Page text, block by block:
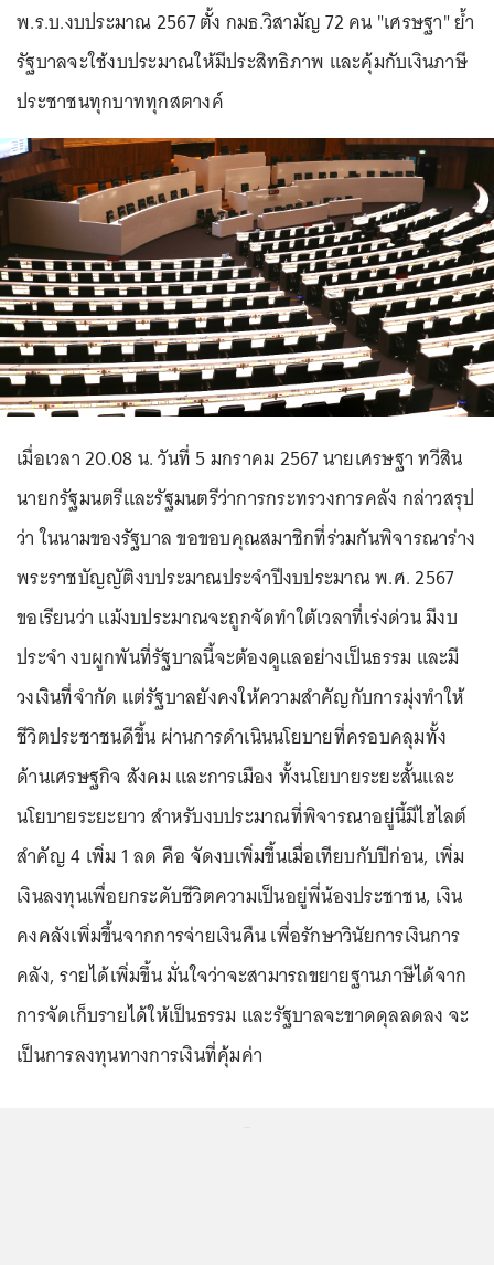
พ.ร.บ.งบประมาณ 2567 ตั้ง กมธ.วิสามัญ 72 คน "เศรษฐา" ย้ำ
รัฐบาลจะใช้งบประมาณให้มีประสิทธิภาพ และคุ้มกับเงินภาษี
ประชาชนทุกบาททุกสตางค์
เมื่อเวลา 20.08 น. วันที่ 5 มกราคม 2567 นายเศรษฐา ทวีสิน
นายกรัฐมนตรีและรัฐมนตรีว่าการกระทรวงการคลัง กล่าวสรุป
ว่า ในนามของรัฐบาล ขอขอบคุณสมาชิกที่ร่วมกันพิจารณาร่าง
พระราชบัญญัติงบประมาณประจำปีงบประมาณ พ.ศ. 2567
ขอเรียนว่า แม้งบประมาณจะถูกจัดทำใต้เวลาที่เร่งด่วน มีงบ
ประจำ งบผูกพันที่รัฐบาลนี้จะต้องดูแลอย่างเป็นธรรม และมี
วงเงินที่จำกัด แต่รัฐบาลยังคงให้ความสำคัญกับการมุ่งทำให้
ชีวิตประชาชนดีขึ้น ผ่านการดำเนินนโยบายที่ครอบคลุมทั้ง
ด้านเศรษฐกิจ สังคม และการเมือง ทั้งนโยบายระยะสั้นและ
นโยบายระยะยาว สำหรับงบประมาณที่พิจารณาอยู่นี้มีไฮไลต์
สำคัญ 4 เพิ่ม 1 ลด คือ จัดงบเพิ่มขึ้นเมื่อเทียบกับปีก่อน, เพิ่ม
เงินลงทุนเพื่อยกระดับชีวิตความเป็นอยู่พี่น้องประชาชน, เงิน
คงคลังเพิ่มขึ้นจากการจ่ายเงินคืน เพื่อรักษาวินัยการเงินการ
คลัง, รายได้เพิ่มขึ้น มั่นใจว่าจะสามารถขยายฐานภาษีได้จาก
การจัดเก็บรายได้ให้เป็นธรรม และรัฐบาลจะขาดดุลลดลง จะ
เป็นการลงทุนทางการเงินที่คุ้มค่า